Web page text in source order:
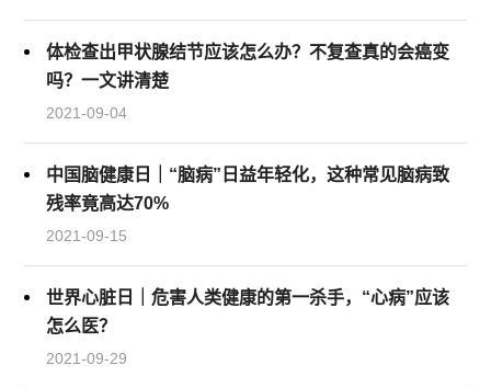
体检查出甲状腺结节应该怎么办？不复查真的会癌变
吗？一文讲清楚
2021-09-04
中国脑健康日｜“脑病”日益年轻化，这种常见脑病致
残率竟高达70%
2021-09-15
世界心脏日｜危害人类健康的第一杀手，“心病”应该
怎么医？
2021-09-29